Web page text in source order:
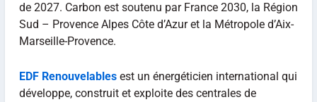
de 2027. Carbon est soutenu par France 2030, la Région
Sud – Provence Alpes Côte d’Azur et la Métropole d’Aix-
Marseille-Provence.
EDF Renouvelables est un énergéticien international qui
développe, construit et exploite des centrales de